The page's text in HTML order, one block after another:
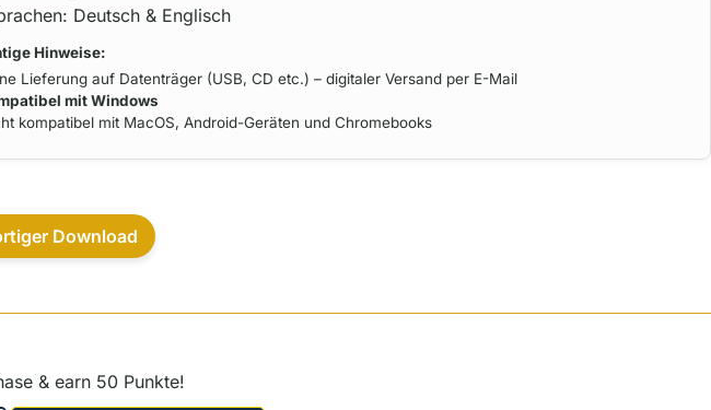
Deutsch & Englisch
Hinweise:
Lieferung auf Datenträger (USB, CD etc.) – digitaler Versand per E-Mail
mit Windows
kompatibel mit MacOS, Android-Geräten und Chromebooks
Download
& earn 50 Punkte!